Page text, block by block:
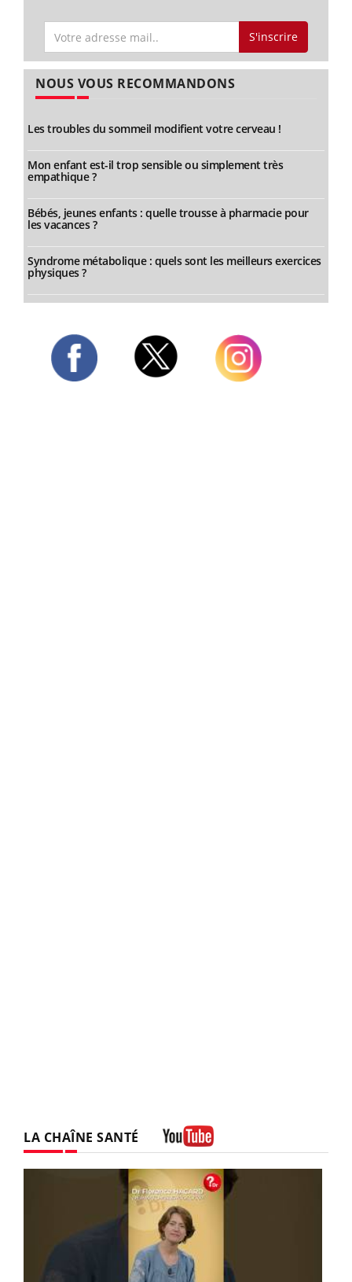
S'inscrire
NOUS VOUS RECOMMANDONS
Les troubles du sommeil modifient votre cerveau !
Mon enfant est-il trop sensible ou simplement très
empathique ?
Bébés, jeunes enfants : quelle trousse à pharmacie pour
les vacances ?
Syndrome métabolique : quels sont les meilleurs exercices
physiques ?
LA CHAÎNE SANTÉ